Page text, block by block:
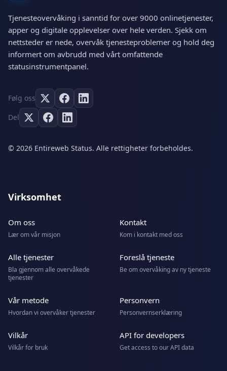
Tjenesteovervåking i sanntid for over 9000 onlinetjenester,
apper og digitale opplevelser over hele verden. Sjekk om
nettsteder er nede, overvåk tjenesteproblemer og hold deg
informert om avbrudd med vårt omfattende
statusinstrumentpanel.
Følg oss
Del
© 2026 Entireweb Status. Alle rettigheter forbeholdes.
Virksomhet
Om oss
Lær om vår misjon
Kontakt
Kom i kontakt med oss
Alle tjenester
Bla gjennom alle overvåkede
tjenester
Foreslå tjeneste
Be om overvåking av ny tjeneste
Vår metode
Hvordan vi overvåker tjenester
Personvern
Personvernserklæring
Vilkår
Vilkår for bruk
API for developers
Get access to our API data